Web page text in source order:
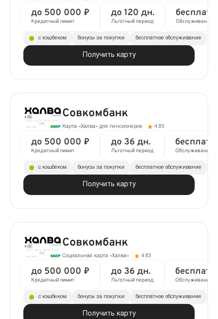
до 500 000 ₽
Кредитный лимит
до 120 дн.
Льготный период Обслуживание
Получить карту
с кэшбеком бонусы за покупки бесплатное обслуживание
Совкомбанк
Карта «Халва» для пенсионеров 4.83
до 500 000 ₽
Кредитный лимит
до 36 дн.
Льготный период Обслуживание
Получить карту
с кэшбеком бонусы за покупки бесплатное обслуживание
Совкомбанк
Социальная карта «Халва» 4.83
до 500 000 ₽
Кредитный лимит
до 36 дн.
Льготный период Обслуживание
Получить карту
с кэшбеком бонусы за покупки бесплатное обслуживание